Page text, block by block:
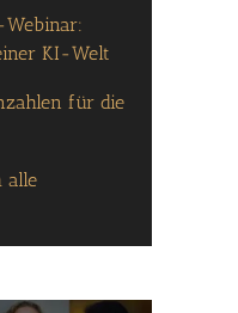
KI-Welt
für die
alle